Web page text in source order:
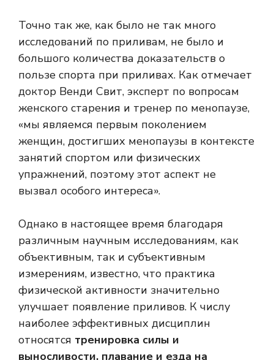
Точно так же, как было не так много
исследований по приливам, не было и
большого количества доказательств о
пользе спорта при приливах. Как отмечает
доктор Венди Свит, эксперт по вопросам
женского старения и тренер по менопаузе,
«мы являемся первым поколением
женщин, достигших менопаузы в контексте
занятий спортом или физических
упражнений, поэтому этот аспект не
вызвал особого интереса».
Однако в настоящее время благодаря
различным научным исследованиям, как
объективным, так и субъективным
измерениям, известно, что практика
физической активности значительно
улучшает появление приливов. К числу
наиболее эффективных дисциплин
относятся тренировка силы и
выносливости, плавание и езда на